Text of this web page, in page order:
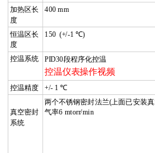
加热区长
度
400 mm
恒温区长
度
150 (+/-1℃)
控温系统 PID30段程序化控温
控温仪表操作视频
控温精度 +/- 1℃
真空密封
系统
两个不锈钢密封法兰(上面已安装
气率6 mtorr/min